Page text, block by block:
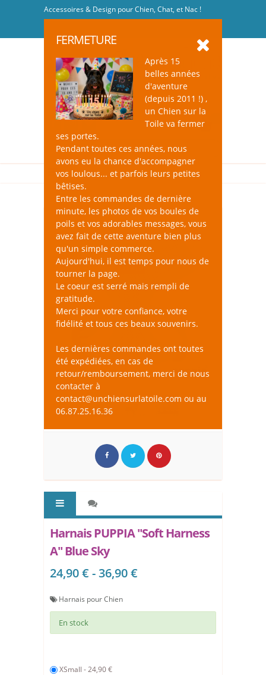
Accessoires & Design pour Chien, Chat, et Nac !
FERMETURE
Après 15
belles années
d'aventure
(depuis 2011 !) ,
un Chien sur la
Toile va fermer
ses portes.
Pendant toutes ces années, nous
avons eu la chance d'accompagner
vos loulous... et parfois leurs petites
bêtises.
Entre les commandes de dernière
minute, les photos de vos boules de
poils et vos adorables messages, vous
avez fait de cette aventure bien plus
qu'un simple commerce.
Aujourd'hui, il est temps pour nous de
tourner la page.
Le coeur est serré mais rempli de
gratitude.
Merci pour votre confiance, votre
fidélité et tous ces beaux souvenirs.
Les dernières commandes ont toutes
été expédiées, en cas de
retour/remboursement, merci de nous
contacter à
contact@unchiensurlatoile.com ou au
06.87.25.16.36
Harnais PUPPIA "Soft Harness
A" Blue Sky
24,90 € - 36,90 €
Harnais pour Chien
En stock
XSmall - 24,90 €